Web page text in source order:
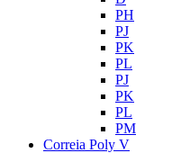
PH
PJ
PK
PL
PJ
PK
PL
PM
Correia Poly V